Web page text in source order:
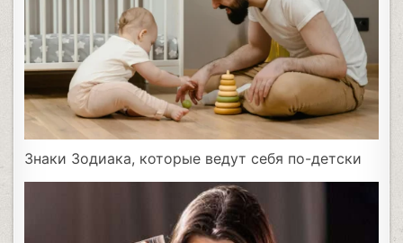
Знаки Зодиака, которые ведут себя по-детски